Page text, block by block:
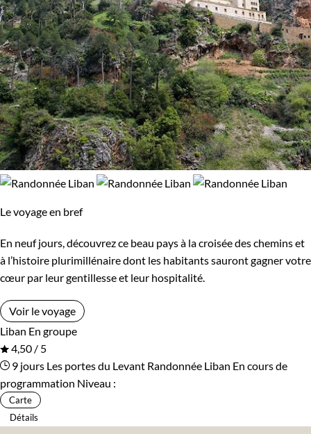
Le voyage en bref
En neuf jours, découvrez ce beau pays à la croisée des chemins et
à l’histoire plurimillénaire dont les habitants sauront gagner votre
cœur par leur gentillesse et leur hospitalité.
Voir le voyage
Liban En groupe
4,50 / 5
9 jours Les portes du Levant Randonnée Liban En cours de
programmation Niveau :
Carte
Détails